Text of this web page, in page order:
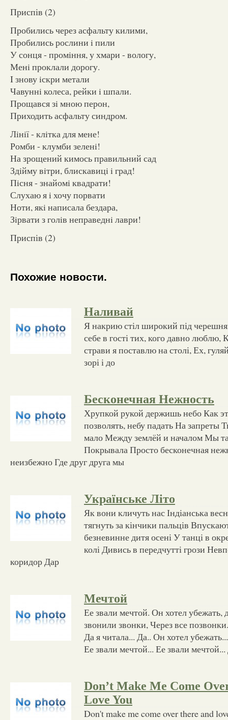
Приспів (2)
Пробились через асфальту килими,
Пробились рослини i пили
У сонця - промiння, у хмари - вологу,
Менi проклали дорогу.
I знову iскри метали
Чавуннi колеса, рейки i шпали.
Прощався зi мною перон,
Приходить асфальту синдром.
Лiнiї - клiтка для мене!
Ромби - клумби зеленi!
На зрощений кимось правильний сад
Здiйму вiтри, блискавицi i град!
Пiсня - знайомi квадрати!
Слухаю я i хочу порвати
Ноти, якi написала бездара,
Зiрвати з голiв неправеднi лаври!
Приспів (2)
Похожие новости.
Наливай
Я накрию стіл широкий під
себе в гості тих, кого давно люблю,
страви я поставлю на столі, Ех,
зорі і до
Бесконечная Нежность
Хрупкой рукой держишь небо Как
позволять, небу падать На запреты
мало Между землёй и началом Мы
Покрывала Просто бесконечная
неизбежно Где друг друга мы
Українське Літо
Як вони кличуть нас Індіанська
тягнуть за кінчики пальців
безневинне дитя осені У танці в
колі Дивись в передчутті грози
коридор Дар
Мечтой
Ее звали мечтой. Он хотел убежать,
звонили звонки, Через все
Да я читала... Да.. Он хотел
Ее звали мечтой... Ее звали
Don’t Make Me Come
Love You
Don't make me come over there and